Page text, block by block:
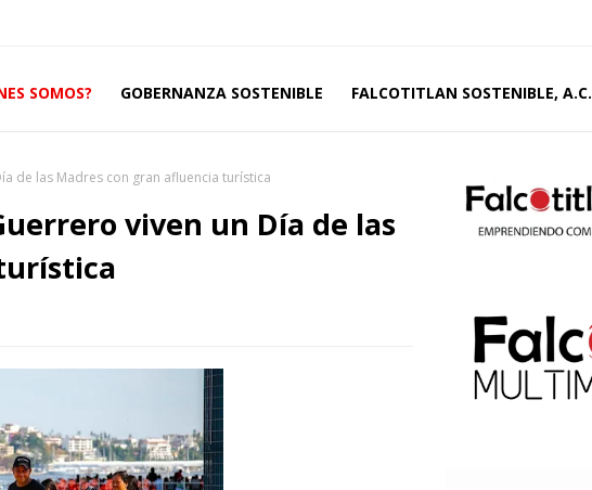
SOMOS? GOBERNANZA SOSTENIBLE FALCOTITLAN SOSTENIBLE, A.C.
de las Madres con gran afluencia turística
viven un Día de las